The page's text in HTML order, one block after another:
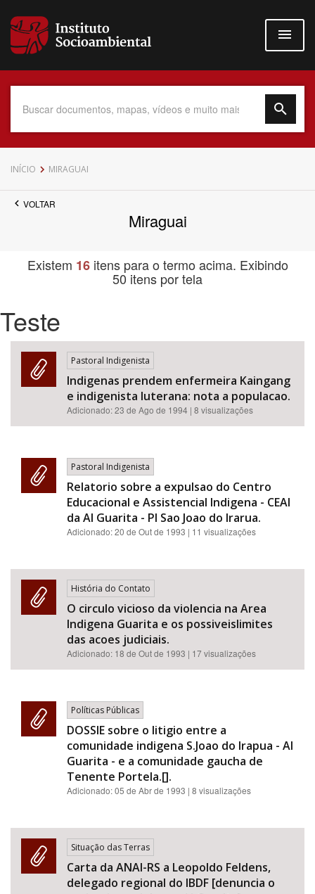
para
conteúdo
Data do Documento
Tema
Área de Levantamento
Área Protegida
INÍCIO MIRAGUAI
VOLTAR
Miraguai
Existem 16itens para o termo acima. Exibindo
50 itens por tela
Teste
Pastoral Indigenista
Indigenas prendem enfermeira Kaingang
e indigenista luterana: nota a populacao.
Adicionado:23 de Ago de 1994 | 8 visualizações
Pastoral Indigenista
Relatorio sobre a expulsao do Centro
Educacional e Assistencial Indigena - CEAI
da AI Guarita - PI Sao Joao do Irarua.
Adicionado:20 de Out de 1993 | 11 visualizações
História do Contato
O circulo vicioso da violencia na Area
Indigena Guarita e os possiveislimites
das acoes judiciais.
Adicionado: 18 de Out de 1993 | 17 visualizações
Políticas Públicas
DOSSIE sobre o litigio entre a
comunidade indigena S.Joao do Irapua - Al
Guarita - e a comunidade gaucha de
Tenente Portela.[].
Adicionado:05 de Abr de 1993 | 8 visualizações
Situação das Terras
Carta da ANAI-RS a Leopoldo Feldens,
delegado regional do IBDF [denuncia o